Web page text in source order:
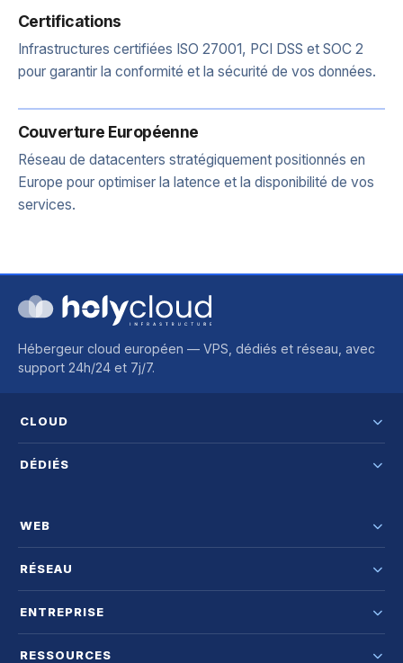
Certifications
Infrastructures certifiées ISO 27001, PCI DSS et SOC 2
pour garantir la conformité et la sécurité de vos données.
Couverture Européenne
Réseau de datacenters stratégiquement positionnés en
Europe pour optimiser la latence et la disponibilité de vos
services.
Hébergeur cloud européen — VPS, dédiés et réseau, avec
support 24h/24 et 7j/7.
CLOUD
DÉDIÉS
WEB
RÉSEAU
ENTREPRISE
RESSOURCES